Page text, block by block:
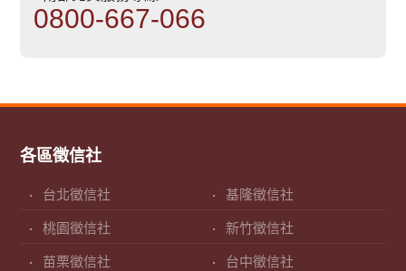
0800-667-066
各區徵信社
台北徵信社 基隆徵信社
桃園徵信社 新竹徵信社
苗栗徵信社 台中徵信社